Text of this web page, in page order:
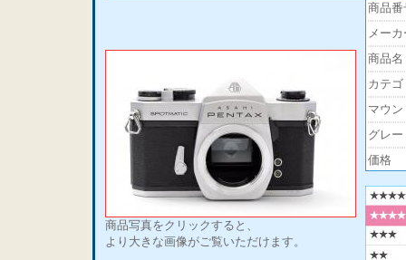
商品写真をクリックすると、
より大きな画像がご覧いただけます。
商品番
メーカ
商品名
カテゴ
マウ
グレー
価格